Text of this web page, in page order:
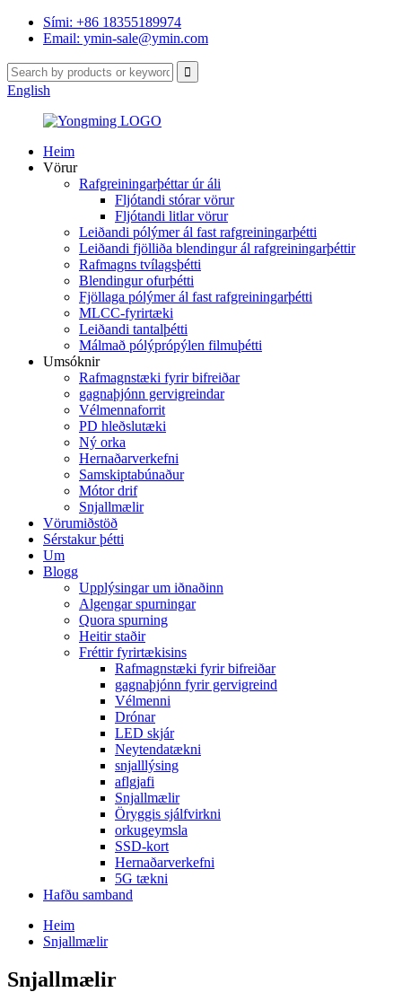
Sími: +86 18355189974
Email: ymin-sale@ymin.com
English
Heim
Vörur
Rafgreiningarþéttar úr áli
Fljótandi stórar vörur
Fljótandi litlar vörur
Leiðandi pólýmer ál fast rafgreiningarþétti
Leiðandi fjölliða blendingur ál rafgreiningarþéttir
Rafmagns tvílagsþétti
Blendingur ofurþétti
Fjöllaga pólýmer ál fast rafgreiningarþétti
MLCC-fyrirtæki
Leiðandi tantalþétti
Málmað pólýprópýlen filmuþétti
Umsóknir
Rafmagnstæki fyrir bifreiðar
gagnaþjónn gervigreindar
Vélmennaforrit
PD hleðslutæki
Ný orka
Hernaðarverkefni
Samskiptabúnaður
Mótor drif
Snjallmælir
Vörumiðstöð
Sérstakur þétti
Um
Blogg
Upplýsingar um iðnaðinn
Algengar spurningar
Quora spurning
Heitir staðir
Fréttir fyrirtækisins
Rafmagnstæki fyrir bifreiðar
gagnaþjónn fyrir gervigreind
Vélmenni
Drónar
LED skjár
Neytendatækni
snjalllýsing
aflgjafi
Snjallmælir
Öryggis sjálfvirkni
orkugeymsla
SSD-kort
Hernaðarverkefni
5G tækni
Hafðu samband
Heim
Snjallmælir
Snjallmælir